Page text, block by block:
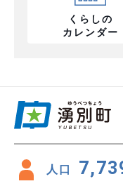
くらしの
カレンダー
人口